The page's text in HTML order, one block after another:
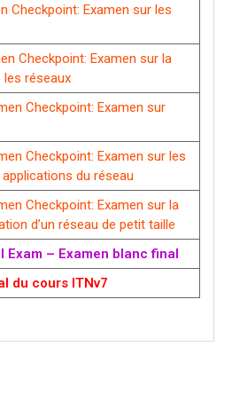
Checkpoint: Examen sur les
Checkpoint: Examen sur la
réseaux
Checkpoint: Examen sur
Checkpoint: Examen sur les
du réseau
Checkpoint: Examen sur la
d’un réseau de petit taille
Exam – Examen blanc final
du cours ITNv7